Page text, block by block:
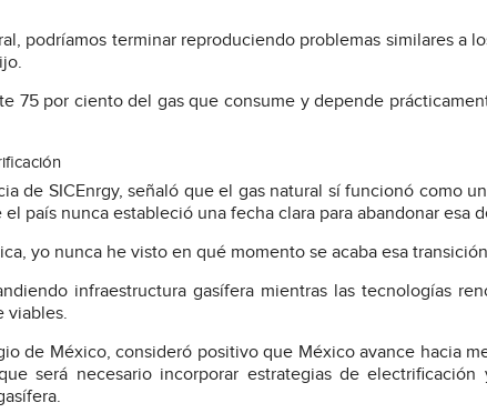
podríamos terminar reproduciendo problemas similares a
75 por ciento del gas que consume y depende
de SICEnrgy, señaló que el gas natural sí funcionó como
país nunca estableció una fecha clara para abandonar esa
yo nunca he visto en qué momento se acaba esa
infraestructura gasífera mientras las tecnologías
viables.
de México, consideró positivo que México avance hacia
será necesario incorporar estrategias de